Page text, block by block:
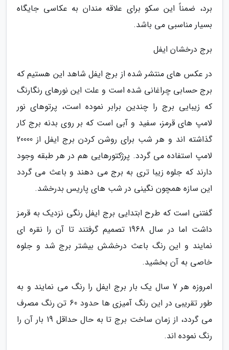
برد، ضمناً این سکو برای علاقه مندان به عکاسی جایگاه
بسیار مناسبی می باشد.
برج درخشان ایفل
در عکس های منتشر شده از برج ایفل شاهد این هستیم که
برج حسابی چراغانی شده است و علت این نورهای رنگارنگ
که زیبایی برج را چندین برابر نموده است، پرتوهای نور
لامپ های قرمز، سفید و آبی است که بر روی بدنه برج کار
گذاشته اند و هر شب برای روشن کردن برج ایفل از 20000
لامپ استفاده می گردد. پرژکتورهایی هم در هر طبقه وجود
دارند که جلوه زیبا تری به برج می دهند و باعث می گردد
این سازه همچون نگینی در شب های پاریس بدرخشد.
گفتنی است که طرح ابتدایی برج ایفل رنگی نزدیک به قرمز
داشت اما در سال 1968 تصمیم گرفتند تا آن را نقره ای
نمایند و این رنگ باعث درخشش بیشتر برج شد و جلوه
خاصی به آن بخشید.
امروزه هر 7 سال یک بار برج ایفل را رنگ می نمایند و به
طور تقریبی در این رنگ آمیزی ها حدود 60 تن رنگ مصرف
می گردد، از زمان ساخت برج تا به حال حداقل 19 بار آن را
رنگ نموده اند.